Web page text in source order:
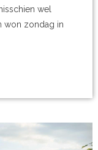
wel
won zondag in